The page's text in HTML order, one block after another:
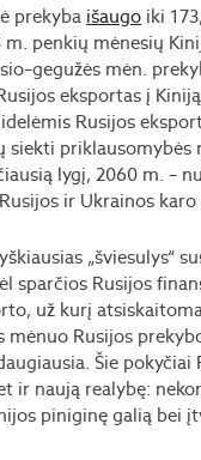
prekyba išaugo iki
m. penkių mėnesių
mėn.
eksportas į
Rusijos
siekti
lygį, 2060 m. –
ir Ukrainos karo
„šviesulys“
sparčios Rusijos
už kurį
mėnuo Rusijos
Šie
ir naują realybę:
piniginę galią bei